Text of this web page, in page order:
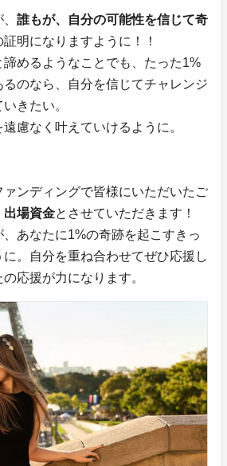
誰もが、自分の可能性を信じて奇
証明になりますように！！
諦めるようなことでも、たった1%
のなら、自分を信じてチャレンジ
きたい。
慮なく叶えていけるように。
ァンディングで皆様にいただいたご
出場資金とさせていただきます！
あなたに1%の奇跡を起こすきっ
。自分を重ね合わせてぜひ応援し
応援が力になります。